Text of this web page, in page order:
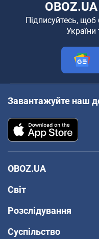
Підписуйтесь, щоб
України
Завантажуйте наш
OBOZ.UA
Світ
Розслідування
Суспільство